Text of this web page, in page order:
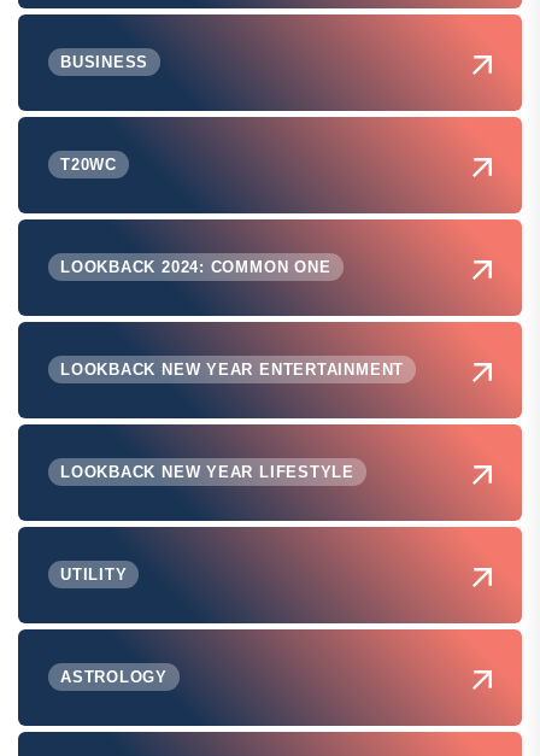
BUSINESS
T20WC
LOOKBACK 2024: COMMON ONE
LOOKBACK NEW YEAR ENTERTAINMENT
LOOKBACK NEW YEAR LIFESTYLE
UTILITY
ASTROLOGY